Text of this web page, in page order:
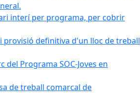
interí per programa, per cobrir
provisió definitiva d'un lloc de treball
Programa SOC-Joves en
de treball comarcal de